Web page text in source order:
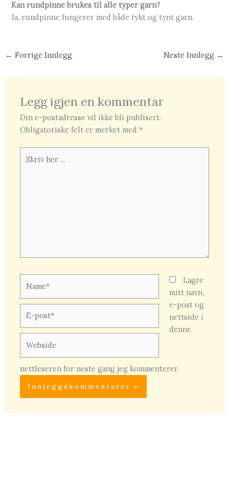
Kan rundpinne brukes til alle typer garn?
Ja, rundpinne fungerer med både tykt og tynt garn.
← Forrige Innlegg Neste Innlegg →
Legg igjen en kommentar
Din e-postadresse vil ikke bli publisert.
Obligatoriske felt er merket med*
her
post*
Lagre
mitt navn,
e-post og
nettside i
denne
nettleseren for neste gang jeg kommenterer.